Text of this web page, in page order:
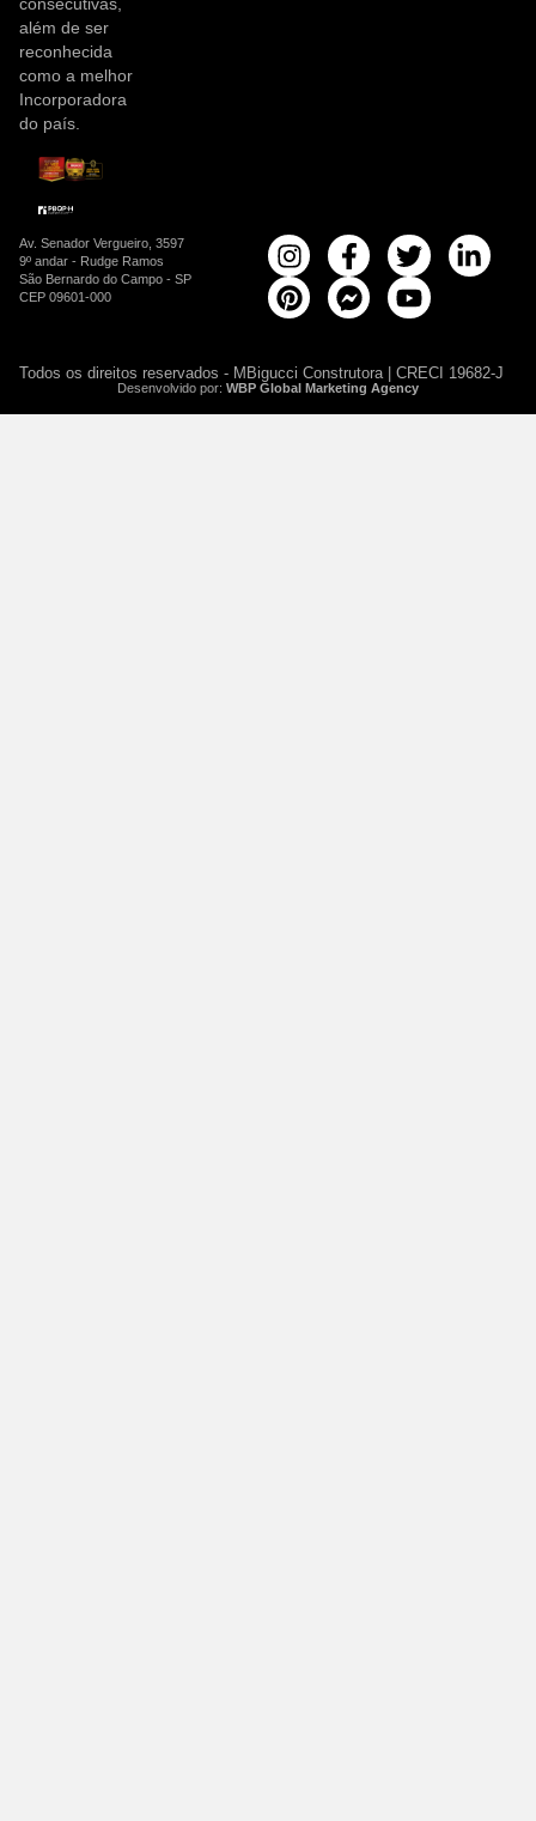
consecutivas,
além de ser
reconhecida
como a melhor
Incorporadora
do país.
Av. Senador Vergueiro, 3597
9º andar - Rudge Ramos
São Bernardo do Campo - SP
CEP 09601-000
Todos os direitos reservados - MBigucci Construtora | CRECI 19682-J
Desenvolvido por: WBP Global Marketing Agency